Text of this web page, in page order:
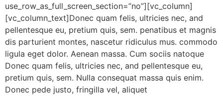
use_row_as_full_screen_section=”no”][vc_column]
[vc_column_text]Donec quam felis, ultricies nec, and
pellentesque eu, pretium quis, sem. penatibus et magnis
dis parturient montes, nascetur ridiculus mus. commodo
ligula eget dolor. Aenean massa. Cum sociis natoque
Donec quam felis, ultricies nec, and pellentesque eu,
pretium quis, sem. Nulla consequat massa quis enim.
Donec pede justo, fringilla vel, aliquet